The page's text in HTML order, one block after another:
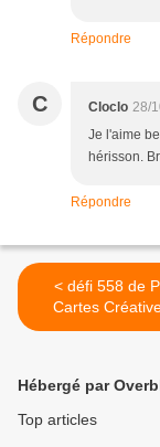
Répondre
C Cloclo 28/
Je l'aime
hérisson.
Répondre
< défi 558 de Passion
Cartes
réalisation et
Hébergé par
Top articles